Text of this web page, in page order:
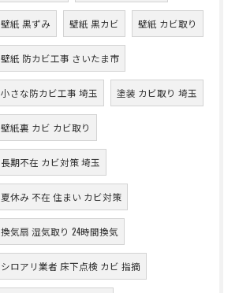
壁紙 黒ずみ 壁紙 黒カビ 壁紙 カビ取り
壁紙 防カビ工事 さいたま市
小さな防カビ工事 埼玉 塗装 カビ取り 埼玉
壁紙裏 カビ カビ取り
長期不在 カビ対策 埼玉
夏休み 不在 住まい カビ対策
換気扇 湿気取り 24時間換気
シロアリ業者 床下点検 カビ 指摘